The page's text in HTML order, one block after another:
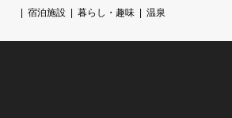
宿泊施設
暮らし・趣味 温泉